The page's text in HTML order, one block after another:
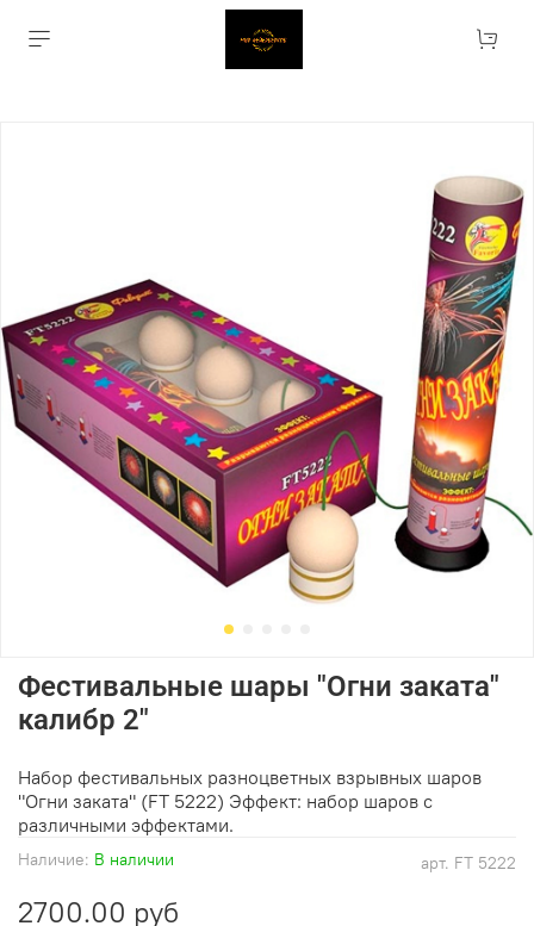
арт. FT 5222
Наличие: В наличии
Фестивальные шары "Огни заката"
калибр 2"
2700.00 руб
Набор фестивальных разноцветных взрывных шаров
"Огни заката" (FT 5222) Эффект: набор шаров с
различными эффектами.